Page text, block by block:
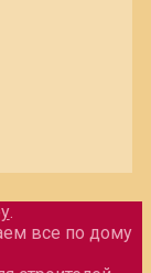
.
все по дому